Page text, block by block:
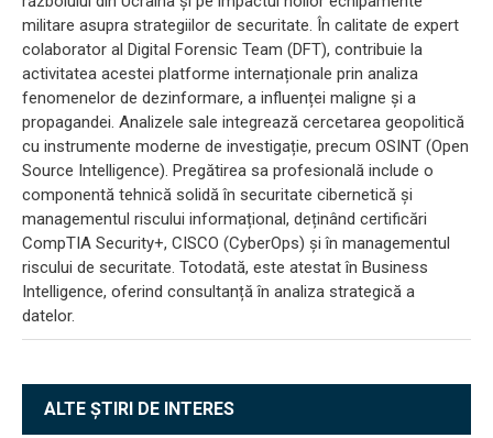
militare asupra strategiilor de securitate. În calitate de expert
colaborator al Digital Forensic Team (DFT), contribuie la
activitatea acestei platforme internaționale prin analiza
fenomenelor de dezinformare, a influenței maligne și a
propagandei. Analizele sale integrează cercetarea geopolitică
cu instrumente moderne de investigație, precum OSINT (Open
Source Intelligence). Pregătirea sa profesională include o
componentă tehnică solidă în securitate cibernetică și
managementul riscului informațional, deținând certificări
CompTIA Security+, CISCO (CyberOps) și în managementul
riscului de securitate. Totodată, este atestat în Business
Intelligence, oferind consultanță în analiza strategică a
datelor.
ALTE ȘTIRI DE INTERES